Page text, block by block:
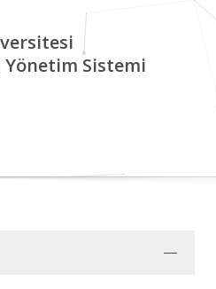
Sistemi